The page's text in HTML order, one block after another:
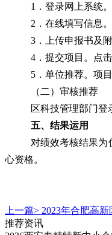
1．登录网上系统
2．在线填写信息
3．上传申报书及
4．提交项目。点
5．单位推荐。项
（二）审核推荐
区科技管理部门登
五、结果运用
对绩效考核结果为
心资格。
上一篇> 2023年合肥高
推荐资讯